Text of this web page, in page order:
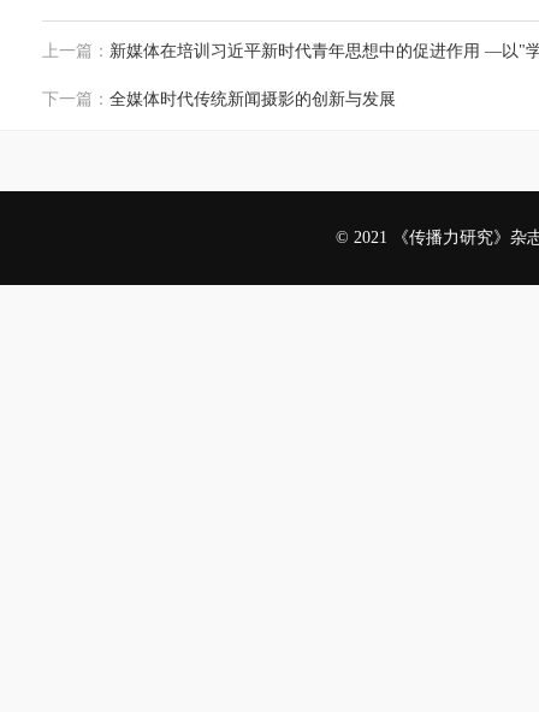
上一篇： 新媒体在培训习近平新时代青年思想中的促进作用 —以"
下一篇： 全媒体时代传统新闻摄影的创新与发展
© 2021 《传播力研究》